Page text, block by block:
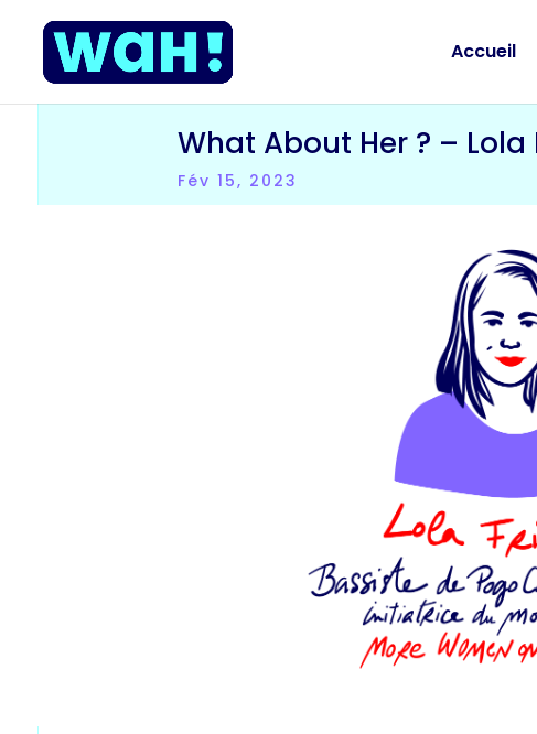
Accueil
What About Her ? – Lola
Fév 15, 2023